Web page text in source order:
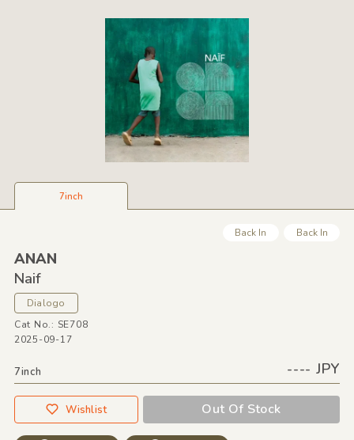
7inch
Back In Back In
ANAN
Naif
Dialogo
Cat No.: SE708
2025-09-17
7inch ---- JPY
Wishlist Out Of Stock